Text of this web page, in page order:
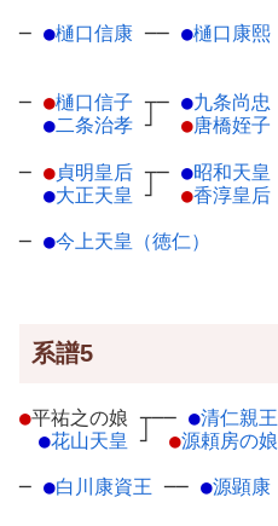
─ ●樋口信康 ── ●樋口康熙
─ ●樋口信子 ┬
●二条治孝 ┘
─ ●九条尚忠
●唐橋姪子
─ ●貞明皇后 ┬
●大正天皇 ┘
─ ●昭和天皇
●香淳皇后
─ ●今上天皇（徳仁）
系譜5
●平祐之の娘 ┬
●花山天皇 ┘
── ●清仁親王
●源頼房の娘
─ ●白川康資王 ── ●源顕康